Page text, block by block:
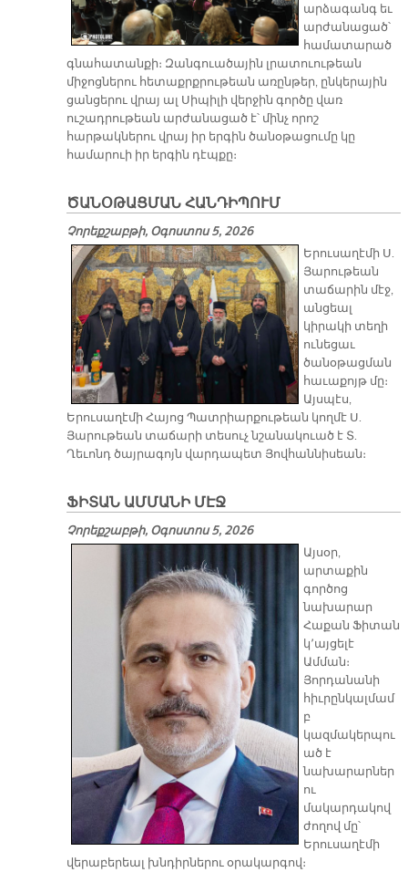
արձագանգ եւ
արժանացած՝
համատարած
գնահատանքի։ Զանգուածային լրատուութեան
միջոցներու հետաքրքրութեան առընթեր, ընկերային
ցանցերու վրայ ալ Սիպիլի վերջին գործը վառ
ուշադրութեան արժանացած է՝ մինչ որոշ
հարթակներու վրայ իր երգին ծանօթացումը կը
համարուի իր երգին դէպքը։
ԾԱՆՕԹԱՑՄԱՆ ՀԱՆԴԻՊՈՒՄ
Չորեքշաբթի, Օգոստոս 5, 2026
Երուսաղէմի Ս.
Յարութեան
տաճարին մէջ,
անցեալ
կիրակի տեղի
ունեցաւ
ծանօթացման
հաւաքոյթ մը։
Այսպէս,
Երուսաղէմի Հայոց Պատրիարքութեան կողմէ Ս.
Յարութեան տաճարի տեսուչ նշանակուած է Տ.
Ղեւոնդ ծայրագոյն վարդապետ Յովհաննիսեան։
ՖԻՏԱՆ ԱՄՄԱՆԻ ՄԷՋ
Չորեքշաբթի, Օգոստոս 5, 2026
Այսօր,
արտաքին
գործոց
նախարար
Հաքան Ֆիտան
կ՚այցելէ
Ամման։
Յորդանանի
հիւրընկալմամ
բ
կազմակերպու
ած է
նախարարներ
ու
մակարդակով
ժողով մը՝
Երուսաղէմի
վերաբերեալ խնդիրներու օրակարգով։